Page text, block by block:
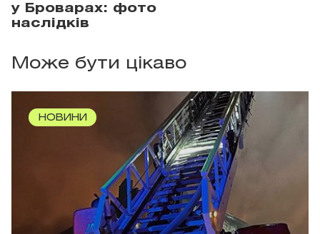
у Броварах: фото
наслідків
Може бути цікаво
НОВИНИ